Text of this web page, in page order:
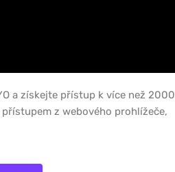
a získejte přístup k více než 2000
z webového prohlížeče,